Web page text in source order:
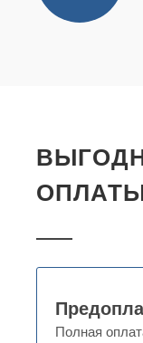
Полная